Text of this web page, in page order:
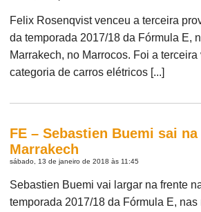
Felix Rosenqvist venceu a terceira
da temporada 2017/18 da Fórmula E,
Marrakech, no Marrocos. Foi a
categoria de carros elétricos [...]
FE – Sebastien Buemi sai
Marrakech
sábado, 13 de janeiro de 2018 às 11:45
Sebastien Buemi vai largar na frente
temporada 2017/18 da Fórmula E, nas